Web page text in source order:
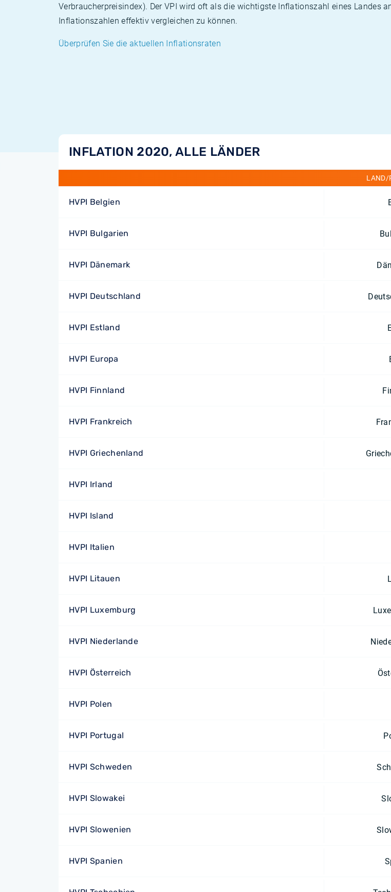
Verbraucherpreisindex). Der VPI wird oft als die wichtigste Inflationszahl eines Landes
Inflationszahlen effektiv vergleichen zu können.
Überprüfen Sie die aktuellen Inflationsraten
INFLATION 2020, ALLE LÄNDER
LAND/
HVPI Belgien
HVPI Bulgarien
HVPI Dänemark
HVPI Deutschland
HVPI Estland
HVPI Europa
HVPI Finnland
HVPI Frankreich
HVPI Griechenland
HVPI Irland
HVPI Island
HVPI Italien
HVPI Litauen
HVPI Luxemburg
HVPI Niederlande
HVPI Österreich
HVPI Polen
HVPI Portugal
HVPI Schweden
HVPI Slowakei
HVPI Slowenien
HVPI Spanien